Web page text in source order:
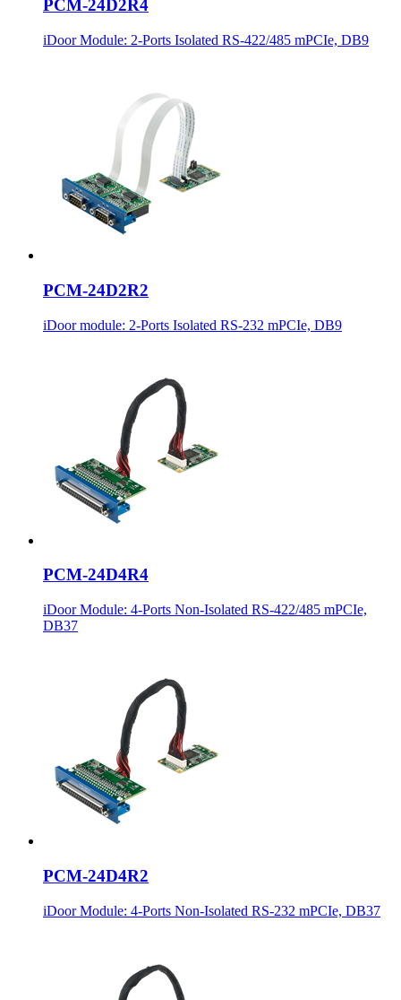
PCM-24D2R4
iDoor Module: 2-Ports Isolated RS-422/485 mPCIe, DB9
PCM-24D2R2
iDoor module: 2-Ports Isolated RS-232 mPCIe, DB9
PCM-24D4R4
iDoor Module: 4-Ports Non-Isolated RS-422/485 mPCIe,
DB37
PCM-24D4R2
iDoor Module: 4-Ports Non-Isolated RS-232 mPCIe, DB37